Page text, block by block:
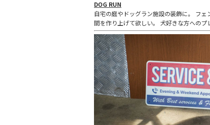
DOG RUN
自宅の庭やドッグラン施設の装飾に。 フ
間を作り上げて欲しい。 犬好きな方へのプ